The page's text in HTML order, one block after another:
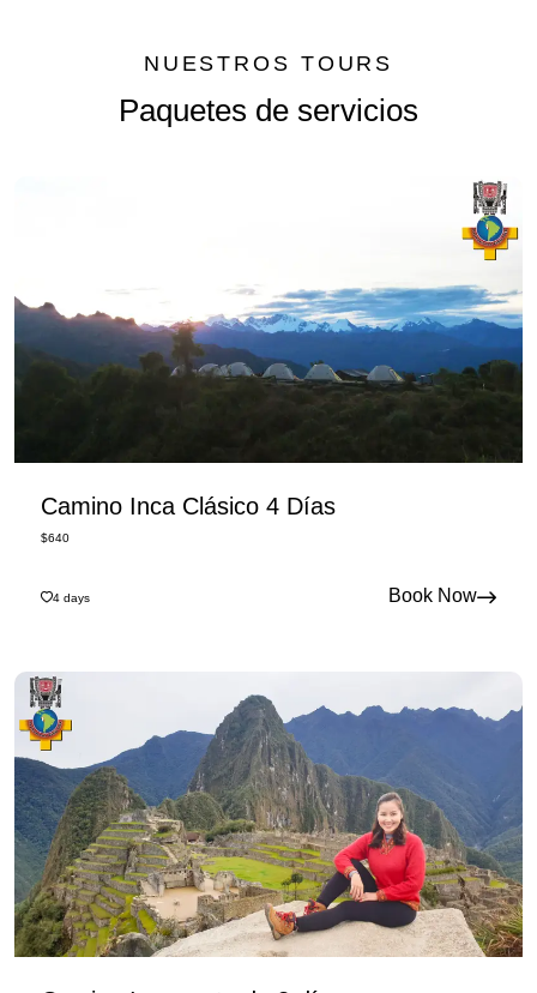
NUESTROS TOURS
Paquetes de servicios
Camino Inca Clásico 4 Días
$640
4 days Book Now